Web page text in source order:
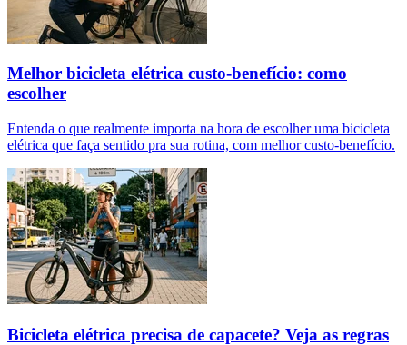
Melhor bicicleta elétrica custo-benefício: como
escolher
Entenda o que realmente importa na hora de escolher uma bicicleta
elétrica que faça sentido pra sua rotina, com melhor custo-benefício.
Bicicleta elétrica precisa de capacete? Veja as regras